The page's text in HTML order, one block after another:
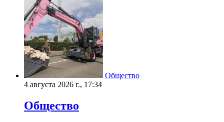
Общество
4 августа 2026 г., 17:34
Общество